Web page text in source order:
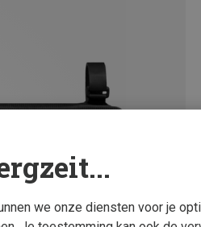
we onze diensten voor je